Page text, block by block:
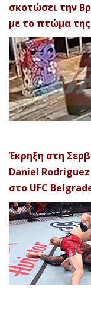
σκοτώσει την
με το πτώμα της
Έκρηξη στη
Daniel
στο UFC